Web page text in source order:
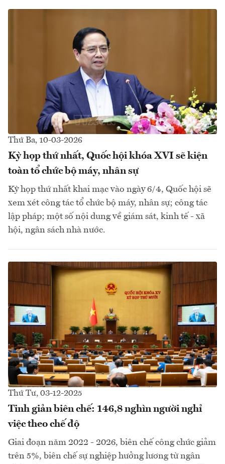
Thứ Ba, 10-03-2026
Kỳ họp thứ nhất, Quốc hội khóa XVI sẽ kiện
toàn tổ chức bộ máy, nhân sự
Kỳ họp thứ nhất khai mạc vào ngày 6/4, Quốc hội sẽ
xem xét công tác tổ chức bộ máy, nhân sự; công tác
lập pháp; một số nội dung về giám sát, kinh tế - xã
hội, ngân sách nhà nước.
Thứ Tư, 03-12-2025
Tinh giản biên chế: 146,8 nghìn người nghỉ
việc theo chế độ
Giai đoạn năm 2022 - 2026, biên chế công chức giảm
trên 5%, biên chế sự nghiệp hưởng lương từ ngân